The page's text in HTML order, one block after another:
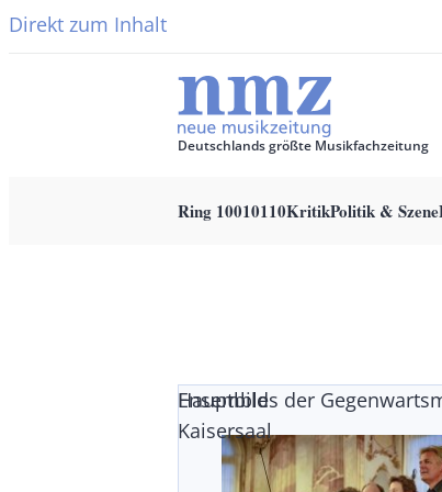
Direkt zum Inhalt
Deutschlands größte Musikfachzeitung
Ring 10010110KritikPolitik & Szene
Ensembles der
Kaisersaal
Hauptbild